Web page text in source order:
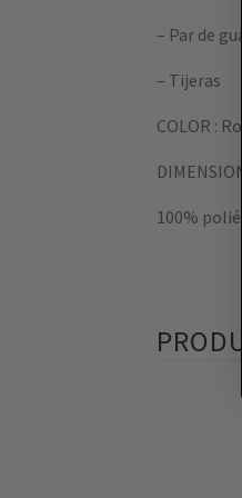
– Par de
– Tijeras
COLOR :
100%